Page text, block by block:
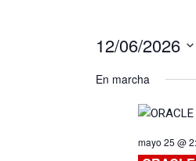
12/06/2026
fecha.
En marcha
mayo 25 @